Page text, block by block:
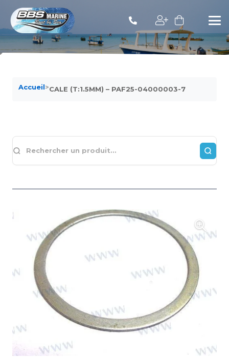
Accueil>CALE (T:1.5MM) – PAF25-04000003-7